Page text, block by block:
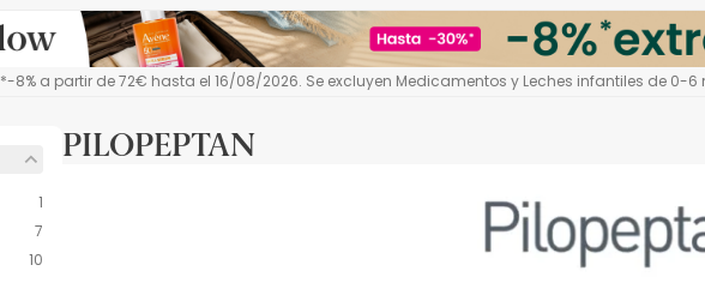
*-8% a partir de 72€ hasta el 16/08/2026. Se excluyen Medicamentos y Leches infantiles de 0-
1
7
10
PILOPEPTAN